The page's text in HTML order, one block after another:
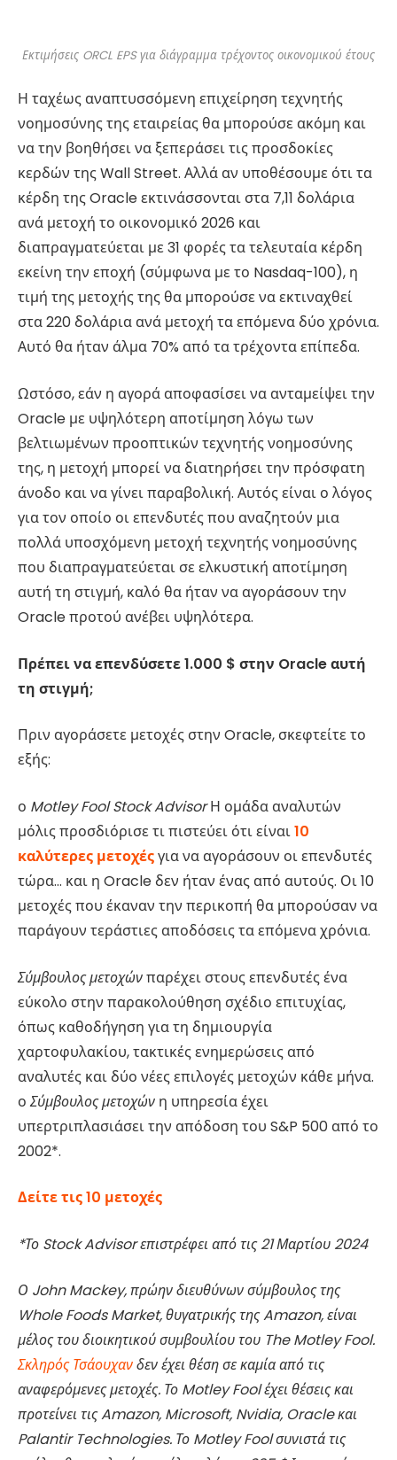
Εκτιμήσεις ORCL EPS για διάγραμμα τρέχοντος οικονομικού έτους
Η ταχέως αναπτυσσόμενη επιχείρηση τεχνητής
νοημοσύνης της εταιρείας θα μπορούσε ακόμη και
να την βοηθήσει να ξεπεράσει τις προσδοκίες
κερδών της Wall Street. Αλλά αν υποθέσουμε ότι τα
κέρδη της Oracle εκτινάσσονται στα 7,11 δολάρια
ανά μετοχή το οικονομικό 2026 και
διαπραγματεύεται με 31 φορές τα τελευταία κέρδη
εκείνη την εποχή (σύμφωνα με το Nasdaq-100), η
τιμή της μετοχής της θα μπορούσε να εκτιναχθεί
στα 220 δολάρια ανά μετοχή τα επόμενα δύο χρόνια.
Αυτό θα ήταν άλμα 70% από τα τρέχοντα επίπεδα.
Ωστόσο, εάν η αγορά αποφασίσει να ανταμείψει την
Oracle με υψηλότερη αποτίμηση λόγω των
βελτιωμένων προοπτικών τεχνητής νοημοσύνης
της, η μετοχή μπορεί να διατηρήσει την πρόσφατη
άνοδο και να γίνει παραβολική. Αυτός είναι ο λόγος
για τον οποίο οι επενδυτές που αναζητούν μια
πολλά υποσχόμενη μετοχή τεχνητής νοημοσύνης
που διαπραγματεύεται σε ελκυστική αποτίμηση
αυτή τη στιγμή, καλό θα ήταν να αγοράσουν την
Oracle προτού ανέβει υψηλότερα.
Πρέπει να επενδύσετε 1.000 $ στην Oracle αυτή
τη στιγμή;
Πριν αγοράσετε μετοχές στην Oracle, σκεφτείτε το
εξής:
ο Motley Fool Stock AdvisorΗ ομάδα αναλυτών
μόλις προσδιόρισε τι πιστεύει ότι είναι10
καλύτερες μετοχέςγια να αγοράσουν οι επενδυτές
τώρα… και η Oracle δεν ήταν ένας από αυτούς. Οι 10
μετοχές που έκαναν την περικοπή θα μπορούσαν να
παράγουν τεράστιες αποδόσεις τα επόμενα χρόνια.
Σύμβουλος μετοχώνπαρέχει στους επενδυτές ένα
εύκολο στην παρακολούθηση σχέδιο επιτυχίας,
όπως καθοδήγηση για τη δημιουργία
χαρτοφυλακίου, τακτικές ενημερώσεις από
αναλυτές και δύο νέες επιλογές μετοχών κάθε μήνα.
οΣύμβουλος μετοχών η υπηρεσία έχει
υπερτριπλασιάσει την απόδοση του S&P 500 από το
2002*.
Δείτε τις 10 μετοχές
*Το Stock Advisor επιστρέφει από τις 21 Μαρτίου 2024
Ο John Mackey, πρώην διευθύνων σύμβουλος της
Whole Foods Market, θυγατρικής της Amazon, είναι
μέλος του διοικητικού συμβουλίου του The Motley Fool.
Σκληρός Τσάουχανδεν έχει θέση σε καμία από τις
αναφερόμενες μετοχές. Το Motley Fool έχει θέσεις και
προτείνει τις Amazon, Microsoft, Nvidia, Oracle και
Palantir Technologies. Το Motley Fool συνιστά τις